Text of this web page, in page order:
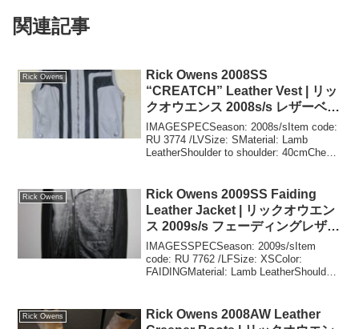
関連記事
Rick Owens
Rick Owens 2008SS
“CREATCH” Leather Vest | リッ
クオウエンス 2008s/s レザーベス
ト
IMAGESPECSeason: 2008s/sItem code:
RU 3774 /LVSize: SMaterial: Lamb
LeatherShoulder to shoulder: 40cmChest:
Rick Owens
Rick Owens 2009SS Faiding
Leather Jacket | リックオウエン
ス 2009s/s フェーディングレザー
ジャケット
IMAGESSPECSeason: 2009s/sItem
code: RU 7762 /LFSize: XSColor:
FAIDINGMaterial: Lamb LeatherShoulder
Rick Owens
Rick Owens 2008AW Leather